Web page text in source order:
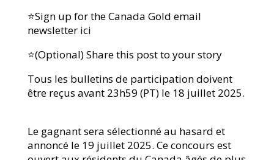
⭐️Sign up for the Canada Gold email
newsletter ici
⭐️(Optional) Share this post to your story
Tous les bulletins de participation doivent
être reçus avant 23h59 (PT) le 18 juillet 2025.
Le gagnant sera sélectionné au hasard et
annoncé le 19 juillet 2025. Ce concours est